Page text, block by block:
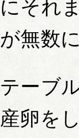
にそれ
が無数
テーブ
産卵を